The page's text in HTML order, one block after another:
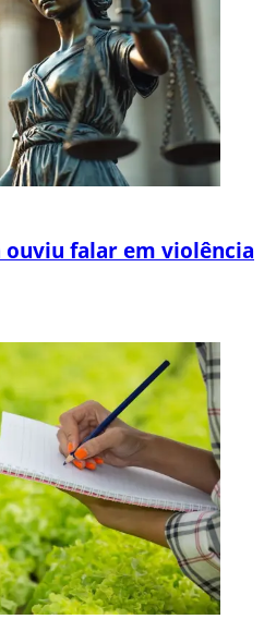
ouviu falar em violência